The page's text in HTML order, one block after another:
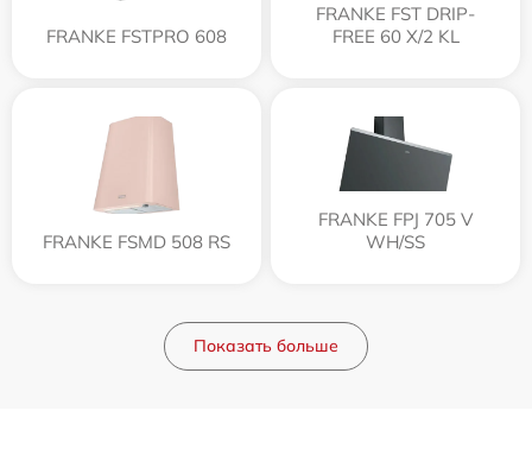
FRANKE FSTPRO 608
FRANKE FST DRIP-
FREE 60 X/2 KL
FRANKE FSMD 508 RS
FRANKE FPJ 705 V
WH/SS
Показать больше